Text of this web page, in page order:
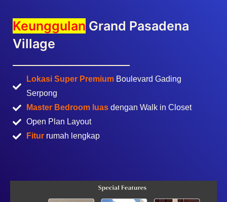
Keunggulan Grand Pasadena
Village
Lokasi Super Premium Boulevard Gading
Serpong
Master Bedroom luas dengan Walk in Closet
Open Plan Layout
Fitur rumah lengkap